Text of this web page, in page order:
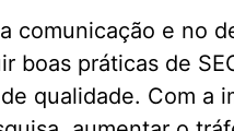
comunicação e no
boas práticas de
qualidade. Com a